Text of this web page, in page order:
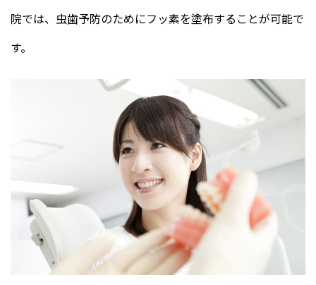
院では、虫歯予防のためにフッ素を塗布することが可能で
す。